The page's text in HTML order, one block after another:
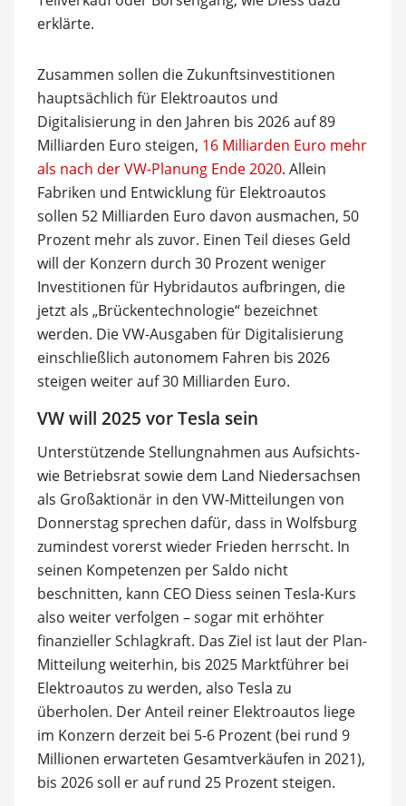
erklärte.
Zusammen sollen die Zukunftsinvestitionen
hauptsächlich für Elektroautos und
Digitalisierung in den Jahren bis 2026 auf 89
Milliarden Euro steigen, 16 Milliarden Euro mehr
als nach der VW-Planung Ende 2020. Allein
Fabriken und Entwicklung für Elektroautos
sollen 52 Milliarden Euro davon ausmachen, 50
Prozent mehr als zuvor. Einen Teil dieses Geld
will der Konzern durch 30 Prozent weniger
Investitionen für Hybridautos aufbringen, die
jetzt als „Brückentechnologie“ bezeichnet
werden. Die VW-Ausgaben für Digitalisierung
einschließlich autonomem Fahren bis 2026
steigen weiter auf 30 Milliarden Euro.
VW will 2025 vor Tesla sein
Unterstützende Stellungnahmen aus Aufsichts-
wie Betriebsrat sowie dem Land Niedersachsen
als Großaktionär in den VW-Mitteilungen von
Donnerstag sprechen dafür, dass in Wolfsburg
zumindest vorerst wieder Frieden herrscht. In
seinen Kompetenzen per Saldo nicht
beschnitten, kann CEO Diess seinen Tesla-Kurs
also weiter verfolgen – sogar mit erhöhter
finanzieller Schlagkraft. Das Ziel ist laut der Plan-
Mitteilung weiterhin, bis 2025 Marktführer bei
Elektroautos zu werden, also Tesla zu
überholen. Der Anteil reiner Elektroautos liege
im Konzern derzeit bei 5-6 Prozent (bei rund 9
Millionen erwarteten Gesamtverkäufen in 2021),
bis 2026 soll er auf rund 25 Prozent steigen.